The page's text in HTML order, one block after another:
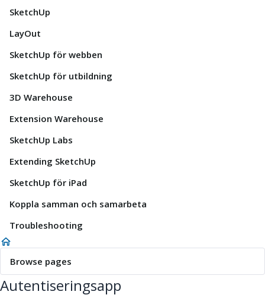
SketchUp
LayOut
SketchUp för webben
SketchUp för utbildning
3D Warehouse
Extension Warehouse
SketchUp Labs
Extending SketchUp
SketchUp för iPad
Koppla samman och samarbeta
Troubleshooting
Browse pages
Autentiseringsapp